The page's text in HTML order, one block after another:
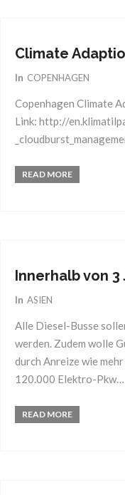
Climate
In COPENHAGEN
Copenhagen Climate
Link: http://
READ MORE
Innerhalb von
In ASIEN
Alle Diesel-Busse
werden. Zudem wolle
durch Anreize wie
120.000 Elektro-Pkw…
READ MORE